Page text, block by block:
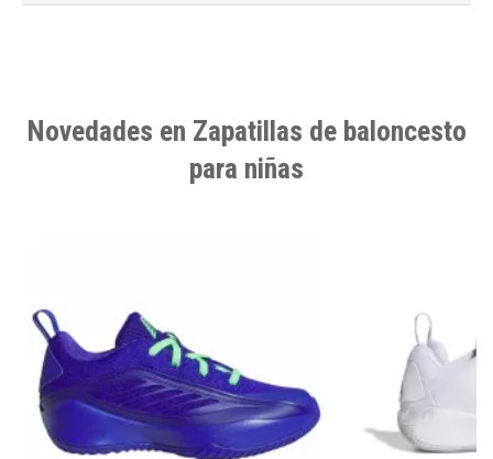
Novedades en Zapatillas de baloncesto
para niñas